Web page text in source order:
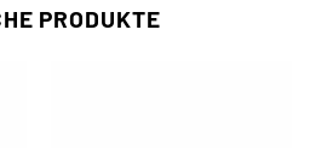
PRODUKTE